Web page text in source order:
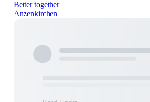
Better together
Anzenkirchen